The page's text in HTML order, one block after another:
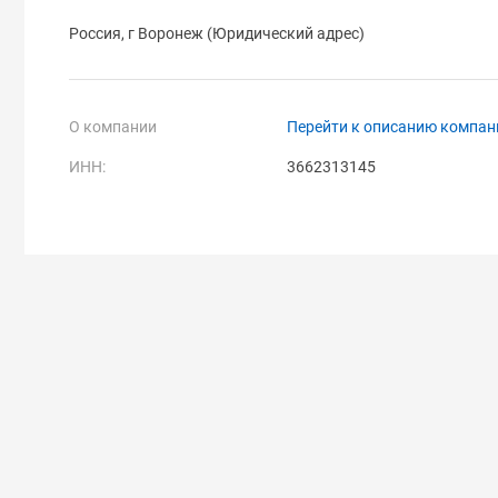
Россия, г Воронеж (Юридический адрес)
О компании Перейти к описанию
ИНН: 3662313145